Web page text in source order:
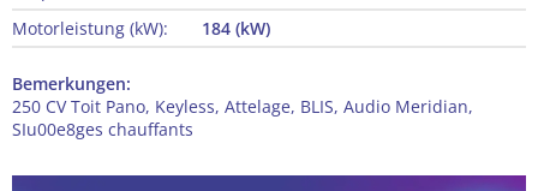
Motorleistung (kW): 184 (kW)
Bemerkungen:
250 CV Toit Pano, Keyless, Attelage, BLIS, Audio Meridian,
SIu00e8ges chauffants